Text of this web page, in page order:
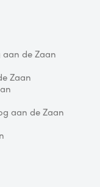
de Zaan
Zaan
aan de Zaan